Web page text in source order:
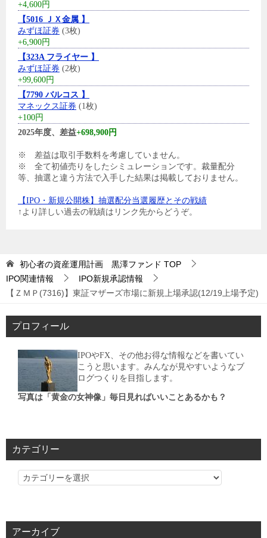
+4,600円
【5016 ＪＸ金属 】
みずほ証券 (3枚)
+6,900円
【323A フライヤー 】
みずほ証券 (2枚)
+99,600円
【7790 バルコス 】
マネックス証券 (1枚)
+100円
2025年度、差益+698,900円
※ 差益は取引手数料を考慮していません。
※ 全て初値売りをしたシミュレーションです。裁量配分
等、抽選と違う方法で入手した結果は掲載しておりません。
【IPO・新規公開株】抽選配分当選履歴とその戦績
↑より詳しい過去の戦績はリンク先からどうぞ。
初心者の資産運用計画 黒澤ファンド TOP
IPO関連情報
IPO新規承認情報
【ＺＭＰ(7316)】東証マザーズ市場に新規上場承認(12/19上場予定)
プロフィール
IPOやFX、その他お得な情報などを書いてい
こうと思います。みんなが見やすいようなブ
ログつくりを目指します。
写真は「黄金の女神像」毎日見ればいいことあるかも？
カテゴリー
カ
リ
アーカイブ